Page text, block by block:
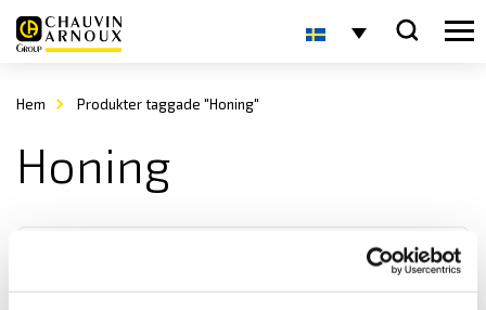
Hem Produkter taggade "Honing"
Honing